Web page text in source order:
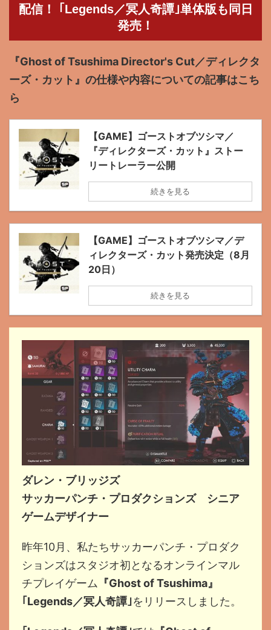
配信！ ｢Legends／冥人奇譚｣単体版も同日
発売！
『Ghost of Tsushima Director's Cut／ディレクタ
ーズ・カット』の仕様や内容についての記事はこち
ら
【GAME】ゴーストオブツシマ／
『ディレクターズ・カット』ストー
リートレーラー公開
続きを見る
【GAME】ゴーストオブツシマ／デ
ィレクターズ・カット発売決定（8月
20日）
続きを見る
ダレン・ブリッジズ
サッカーパンチ・プロダクションズ シニア
ゲームデザイナー
昨年10月、私たちサッカーパンチ・プロダク
ションズはスタジオ初となるオンラインマル
チプレイゲーム 『Ghost of Tsushima』
｢Legends／冥人奇譚｣をリリースしました。